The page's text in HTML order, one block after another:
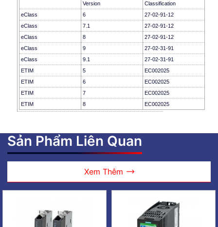
Version
Classification
eClass
6
27-02-91-12
eClass
7.1
27-02-91-12
eClass
8
27-02-91-12
eClass
9
27-02-31-91
eClass
9.1
27-02-31-91
ETIM
5
EC002025
ETIM
6
EC002025
ETIM
7
EC002025
ETIM
8 EC002025
Sản Phẩm Liên Quan
Xem Thêm